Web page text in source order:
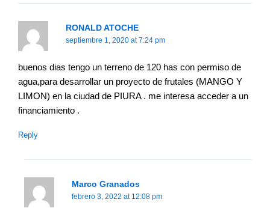
RONALD ATOCHE
septiembre 1, 2020 at 7:24 pm
buenos dias tengo un terreno de 120 has con permiso de
agua,para desarrollar un proyecto de frutales (MANGO Y
LIMON) en la ciudad de PIURA . me interesa acceder a un
financiamiento .
Reply
Marco Granados
febrero 3, 2022 at 12:08 pm